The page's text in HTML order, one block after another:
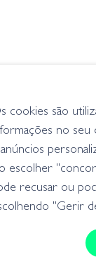
300 - 01
- 2,75 m)
cookies são
no
escolher
recusar ou
"Gerir